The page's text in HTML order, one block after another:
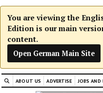
You are viewing the
Edition is our main
content.
Open German Main Site
ABOUT US ADVERTISE JOBS AND